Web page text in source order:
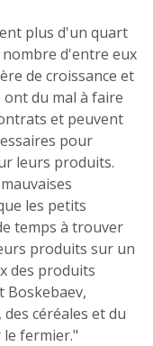
plus d'un quart
d'entre eux
de croissance et
du mal à faire
et peuvent
pour
leurs produits.
les petits
temps à trouver
produits sur un
des produits
Boskebaev,
céréales et du
fermier."